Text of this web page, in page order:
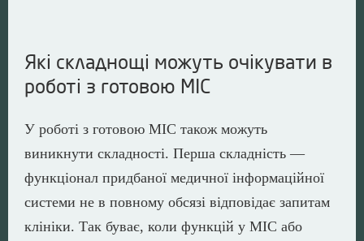
Які складнощі можуть очікувати в
роботі з готовою МІС
У роботі з готовою МІС також можуть
виникнути складності. Перша складність —
функціонал придбаної медичної інформаційної
системи не в повному обсязі відповідає запитам
клініки. Так буває, коли функцій у МІС або